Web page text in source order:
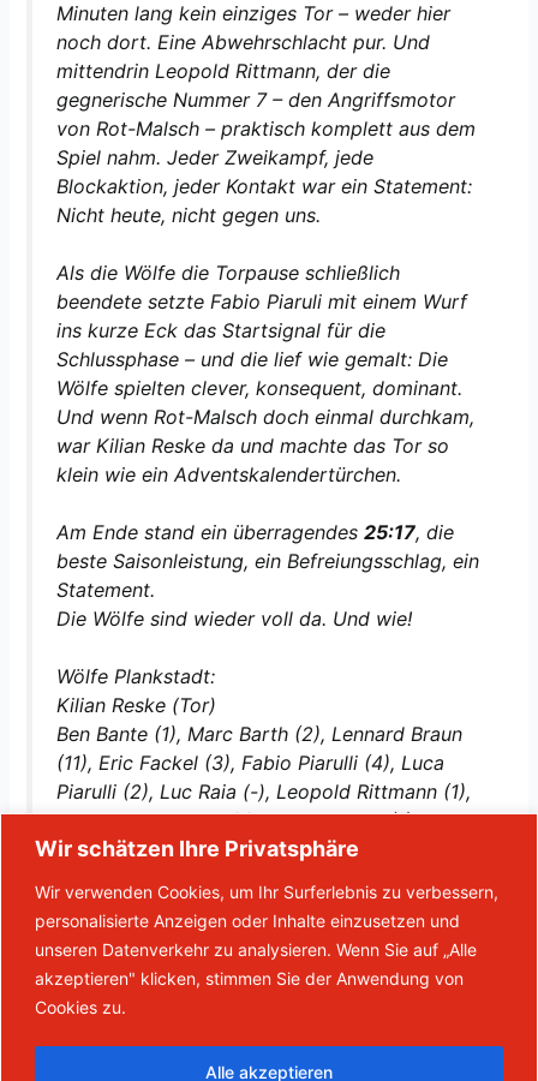
Wir schätzen Ihre Privatsphäre
Wir verwenden Cookies, um Ihr Surferlebnis zu verbessern,
personalisierte Anzeigen oder Inhalte einzusetzen und
unseren Datenverkehr zu analysieren. Wenn Sie auf „Alle
akzeptieren" klicken, stimmen Sie der Anwendung von
Cookies zu.
Alle akzeptieren
Minuten lang kein einziges Tor – weder hier
noch dort. Eine Abwehrschlacht pur. Und
mittendrin Leopold Rittmann, der die
gegnerische Nummer 7 – den Angriffsmotor
von Rot-Malsch – praktisch komplett aus dem
Spiel nahm. Jeder Zweikampf, jede
Blockaktion, jeder Kontakt war ein Statement:
Nicht heute, nicht gegen uns.
Als die Wölfe die Torpause schließlich
beendete setzte Fabio Piaruli mit einem Wurf
ins kurze Eck das Startsignal für die
Schlussphase – und die lief wie gemalt: Die
Wölfe spielten clever, konsequent, dominant.
Und wenn Rot-Malsch doch einmal durchkam,
war Kilian Reske da und machte das Tor so
klein wie ein Adventskalendertürchen.
Am Ende stand ein überragendes25:17, die
beste Saisonleistung, ein Befreiungsschlag, ein
Statement.
Die Wölfe sind wieder voll da. Und wie!
Wölfe Plankstadt:
Kilian Reske (Tor)
Ben Bante (1), Marc Barth (2), Lennard Braun
(11), Eric Fackel (3), Fabio Piarulli (4), Luca
Piarulli (2), Luc Raia (-), Leopold Rittmann (1),
Philipp Schweitzer (-), Leon Spanier (1)
Martin Fackel
Vorheriger Beitrag